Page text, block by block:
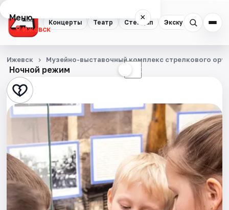
Концерты Театр Стендап Экскурсии
Меню ×
Ижевск
Концерты
Театр
Стендап
Экскурсии
Спорт
События
Ночной режим ☾
Ижевск Музейно-выставочный комплекс стрелкового